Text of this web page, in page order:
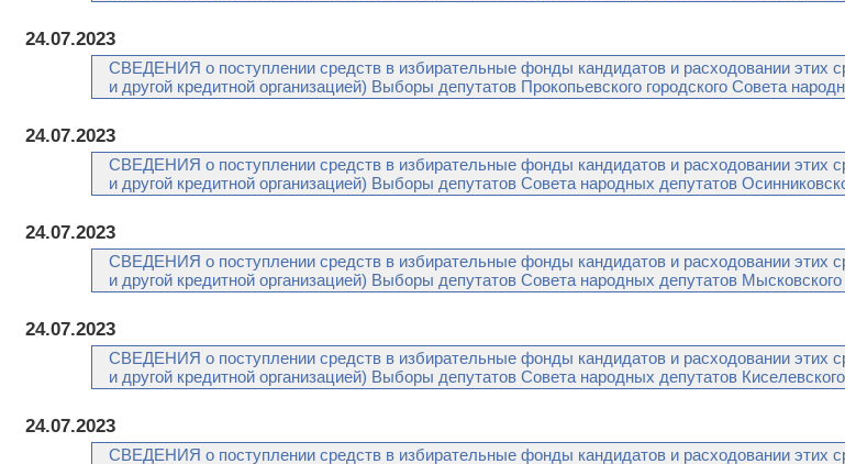
24.07.2023
СВЕДЕНИЯ о поступлении средств в избирательные фонды кандидатов и расходовании
и другой кредитной организацией) Выборы депутатов Прокопьевского городского Совета
24.07.2023
СВЕДЕНИЯ о поступлении средств в избирательные фонды кандидатов и расходовании
и другой кредитной организацией) Выборы депутатов Совета народных депутатов
24.07.2023
СВЕДЕНИЯ о поступлении средств в избирательные фонды кандидатов и расходовании
и другой кредитной организацией) Выборы депутатов Совета народных депутатов Мысковского
24.07.2023
СВЕДЕНИЯ о поступлении средств в избирательные фонды кандидатов и расходовании
и другой кредитной организацией) Выборы депутатов Совета народных депутатов Киселевского
24.07.2023
СВЕДЕНИЯ о поступлении средств в избирательные фонды кандидатов и расходовании